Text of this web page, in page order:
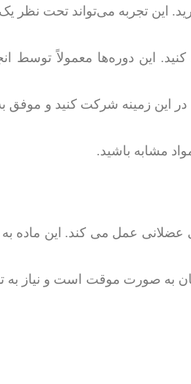
این تجربه می‌تواند تحت نظر
این دوره‌ها معمولاً توسط
این زمینه شرکت کنید و موفق
عمل می کند. این ماده به
به صورت موقت است و نیاز به